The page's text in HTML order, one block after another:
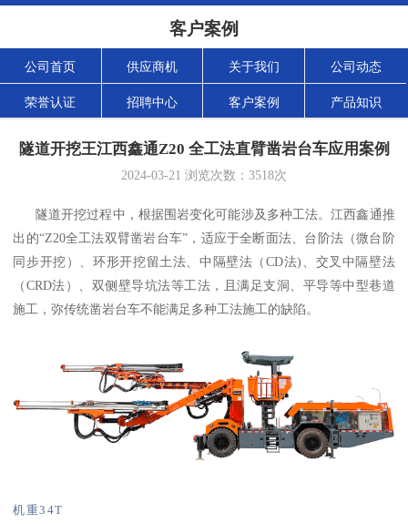
客户案例
公司首页 供应商机 关于我们 公司动态
荣誉认证 招聘中心 客户案例 产品知识
隧道开挖王江西鑫通Z20 全工法直臂凿岩台车应用案例
2024-03-21 浏览次数： 3518次
隧道开挖过程中，根据围岩变化可能涉及多种工法。江西鑫通推
出的“Z20全工法双臂凿岩台车”，适应于全断面法、台阶法（微台阶
同步开挖）、环形开挖留土法、中隔壁法（CD法)、交叉中隔壁法
（CRD法）、双侧壁导坑法等工法，且满足支洞、平导等中型巷道
施工，弥传统凿岩台车不能满足多种工法施工的缺陷。
机重34T